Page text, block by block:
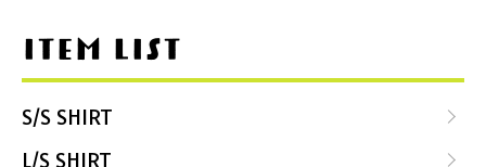
ITEM LIST
S/S SHIRT
L/S SHIRT